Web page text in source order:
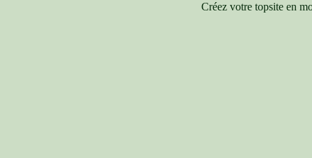
Créez votre topsite en